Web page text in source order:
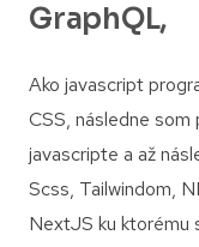
GraphQL,
Ako javascript
CSS, následne som
javascripte a až
Scss, Tailwindom,
NextJS ku ktorému